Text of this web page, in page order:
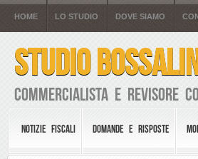
HOME LO STUDIO DOVE SIAMO
STUDIO BOSSALINI
Commercialista e Revisore
NOTIZIE FISCALI DOMANDE E RISPOSTE